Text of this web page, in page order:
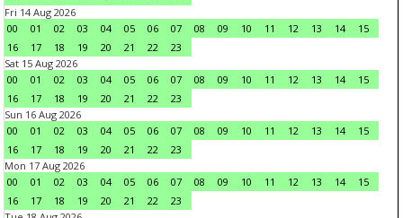
Fri 14 Aug 2026
00
01 02 03 04 05 06 07 08 09 10 11 12 13 14
15
16
17 18 19 20 21 22
23
Sat 15 Aug 2026
00
01 02 03 04 05 06 07 08 09 10 11 12 13 14
15
16
17 18 19 20 21 22
23
Sun 16 Aug 2026
00
01 02 03 04 05 06 07 08 09 10 11 12 13 14
15
16
17 18 19 20 21 22
23
Mon 17 Aug 2026
00
01 02 03 04 05 06 07 08 09 10 11 12 13 14
15
16
17 18 19 20 21 22
23